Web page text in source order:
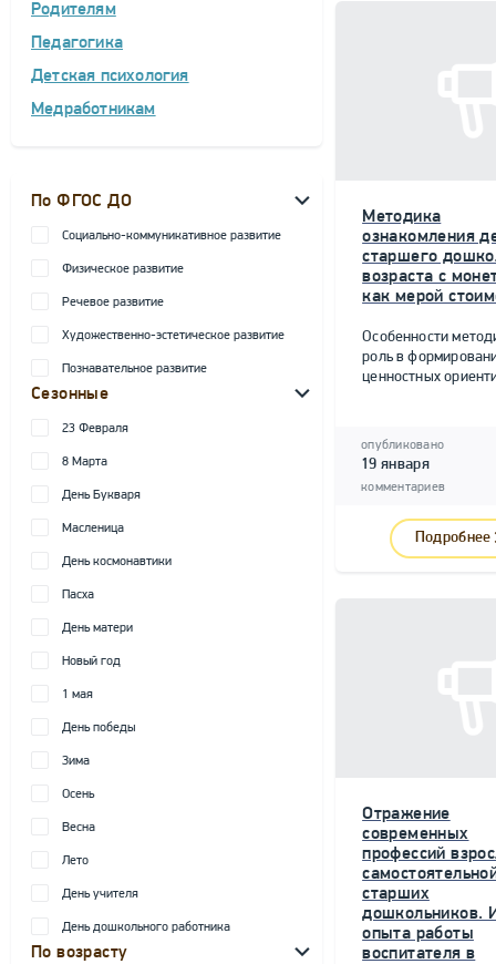
Родителям
Педагогика
Детская психология
Медработникам
По ФГОС ДО
Социально-коммуникативное развитие
Физическое развитие
Речевое развитие
Художественно-эстетическое развитие
Познавательное развитие
Сезонные
23 Февраля
8 Марта
День Букваря
Масленица
День космонавтики
Пасха
День матери
Новый год
1 мая
День победы
Зима
Осень
Весна
Лето
День учителя
День дошкольного работника
По возрасту
Методика
ознакомления
старшего
возраста с
как мерой
Особенности
роль в
ценностных
опубликовано
19 января
комментариев
Подробнее
Отражение
современных
профессий
старших
дошкольников.
опыта работы
воспитателя в